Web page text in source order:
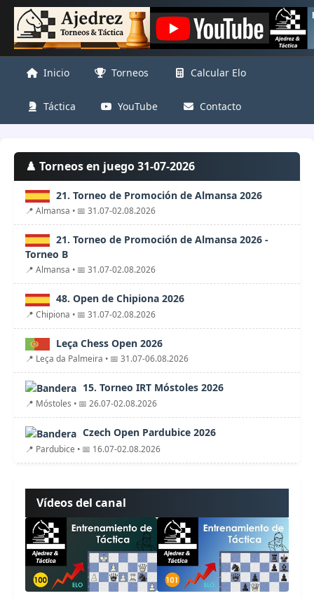
Inicio Torneos Calcular Elo
Táctica YouTube Contacto
♟️ Torneos en juego 31-07-2026
21. Torneo de Promoción de Almansa 2026
📍 Almansa • 📅 31.07-02.08.2026
21. Torneo de Promoción de Almansa 2026 -
Torneo B
📍 Almansa • 📅 31.07-02.08.2026
48. Open de Chipiona 2026
📍 Chipiona • 📅 31.07-02.08.2026
Leça Chess Open 2026
📍 Leça da Palmeira • 📅 31.07-06.08.2026
15. Torneo IRT Móstoles 2026
📍 Móstoles • 📅 26.07-02.08.2026
Czech Open Pardubice 2026
📍 Pardubice • 📅 16.07-02.08.2026
Vídeos del canal